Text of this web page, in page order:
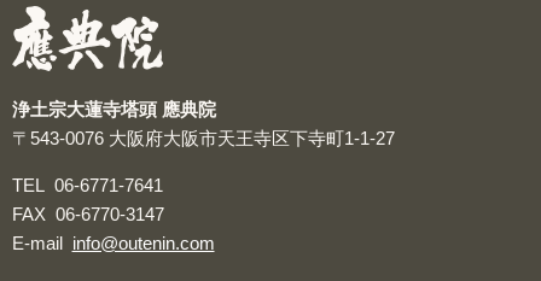
浄土宗大蓮寺塔頭 應典院
〒543-0076 大阪府大阪市天王寺区下寺町1-1-27
TEL 06-6771-7641
FAX 06-6770-3147
E-mail info@outenin.com